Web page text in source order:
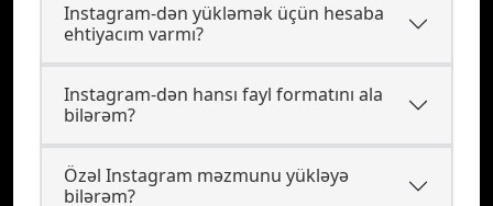
Instagram-dən yükləmək üçün hesaba
ehtiyacım varmı?
Instagram-dən hansı fayl formatını ala
bilərəm?
Özəl Instagram məzmunu yükləyə
bilərəm?